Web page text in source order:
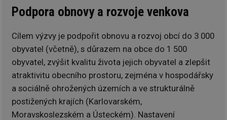
Podpora obnovy a rozvoje venkova
Cílem výzvy je podpořit obnovu a rozvoj obcí do 3 000
obyvatel (včetně), s důrazem na obce do 1 500
obyvatel, zvýšit kvalitu života jejich obyvatel a zlepšit
atraktivitu obecního prostoru, zejména v hospodářsky
a sociálně ohrožených územích a ve strukturálně
postižených krajích (Karlovarském,
Moravskoslezském a Ústeckém). Nastavení